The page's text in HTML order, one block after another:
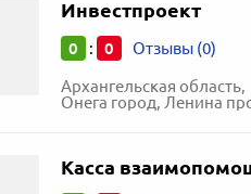
Инвестпроект
0 : 0 Отзывы (0)
Архангельская область,
Онега город, Ленина
Касса